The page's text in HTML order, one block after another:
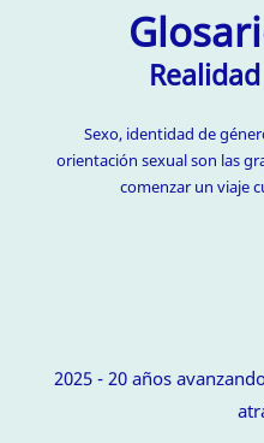
Sexo, identidad de
orientación sexual son las
comenzar un viaje
2025 - 20 años